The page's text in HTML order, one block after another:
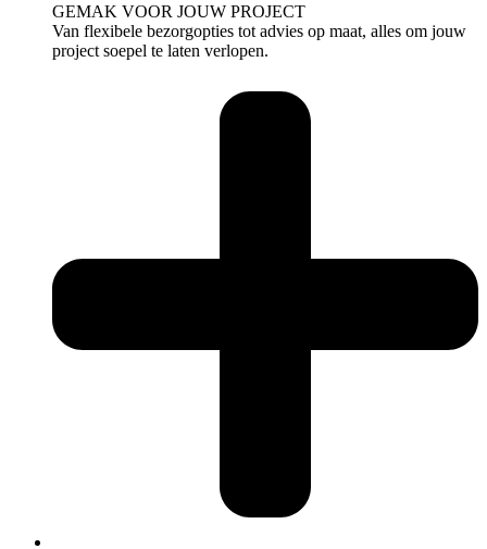
GEMAK VOOR JOUW PROJECT
Van flexibele bezorgopties tot advies op maat, alles om jouw
project soepel te laten verlopen.